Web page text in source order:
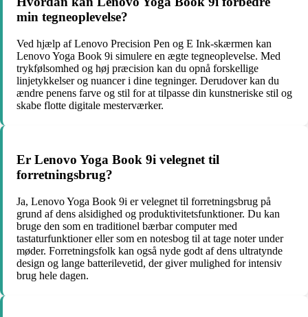
min tegneoplevelse?
Ved hjælp af Lenovo Precision Pen og E Ink-skærmen kan
Lenovo Yoga Book 9i simulere en ægte tegneoplevelse. Med
trykfølsomhed og høj præcision kan du opnå forskellige
linjetykkelser og nuancer i dine tegninger. Derudover kan du
ændre penens farve og stil for at tilpasse din kunstneriske stil og
skabe flotte digitale mesterværker.
Er Lenovo Yoga Book 9i velegnet til
forretningsbrug?
Ja, Lenovo Yoga Book 9i er velegnet til forretningsbrug på
grund af dens alsidighed og produktivitetsfunktioner. Du kan
bruge den som en traditionel bærbar computer med
tastaturfunktioner eller som en notesbog til at tage noter under
møder. Forretningsfolk kan også nyde godt af dens ultratynde
design og lange batterilevetid, der giver mulighed for intensiv
brug hele dagen.